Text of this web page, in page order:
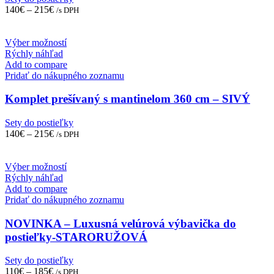
be
chosen
the
product
140€ – 215€ /s DPH
Výber možnostíThis
has
multiple
The
may
be
the
product
page
Rýchly náhľad
Add to compare
Pridať do nákupného zoznamu
Komplet prešívaný s mantinelom 360 cm – SIVÝ
Sety do postieľky
140€ – 215€ /s DPH
Výber možnostíThis
has
multiple
The
options
may
chosen
Rýchly náhľad
Add to compare
Pridať do nákupného zoznamu
NOVINKA – Luxusná velúrová výbavička do
postieľky-STARORUŽOVÁ
Sety do postieľky
110€ – 185€ /s DPH